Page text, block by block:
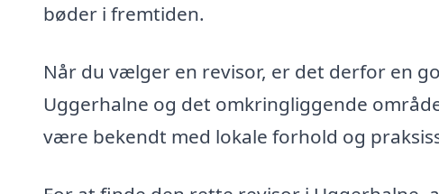
bøder i fremtiden.
Når du vælger en revisor, er det derfor en
Uggerhalne og det omkringliggende
være bekendt med lokale forhold og